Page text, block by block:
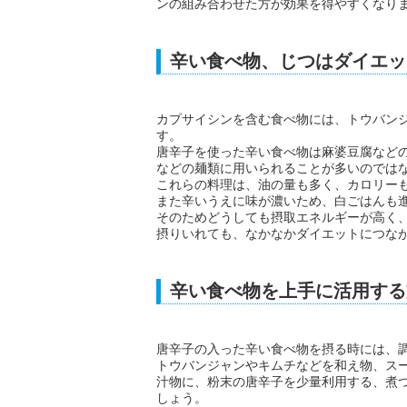
ンの組み合わせた方が効果を得やすくなり
辛い食べ物、じつはダイエ
カプサイシンを含む食べ物には、トウバン
す。
唐辛子を使った辛い食べ物は麻婆豆腐な
などの麺類に用いられることが多いのでは
これらの料理は、油の量も多く、カロリー
また辛いうえに味が濃いため、白ごはん
そのためどうしても摂取エネルギーが高く
摂りいれても、なかなかダイエットにつな
辛い食べ物を上手に活用す
唐辛子の入った辛い食べ物を摂る時には、
トウバンジャンやキムチなどを和え物、
汁物に、粉末の唐辛子を少量利用する、煮
しょう。